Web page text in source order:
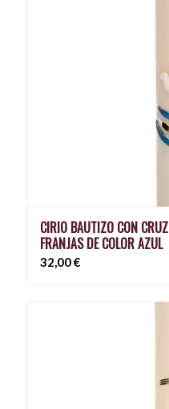
CIRIO BAUTIZO CON
FRANJAS DE COLOR AZUL
32,00€